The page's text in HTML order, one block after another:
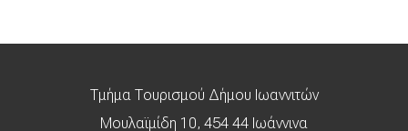
Τμήμα Τουρισμού Δήμου Ιωαννιτών
Μουλαϊμίδη 10, 454 44 Ιωάννινα